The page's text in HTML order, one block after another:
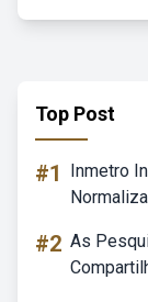
Top Post
#1
Inmetro
#2 As